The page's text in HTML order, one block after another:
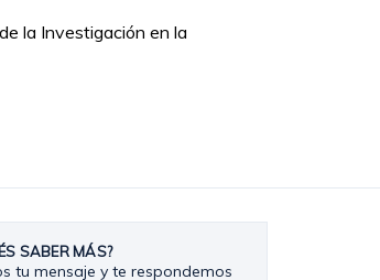
la Investigación en la
SABER MÁS?
tu mensaje y te respondemos